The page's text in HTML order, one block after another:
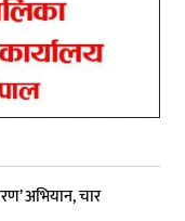
अभियान, चार